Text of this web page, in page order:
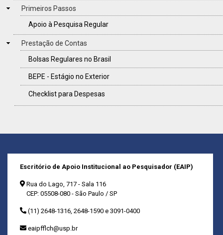
Primeiros Passos
Apoio à Pesquisa Regular
Prestação de Contas
Bolsas Regulares no Brasil
BEPE - Estágio no Exterior
Checklist para Despesas
Escritório de Apoio Institucional ao Pesquisador (EAIP)
Rua do Lago, 717 - Sala 116
CEP: 05508-080 - São Paulo / SP
(11) 2648-1316, 2648-1590 e 3091-0400
eaipfflch@usp.br